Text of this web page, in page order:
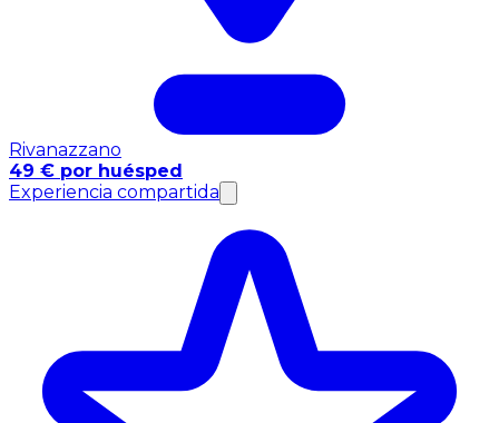
Rivanazzano
49 € por huésped
Experiencia compartida